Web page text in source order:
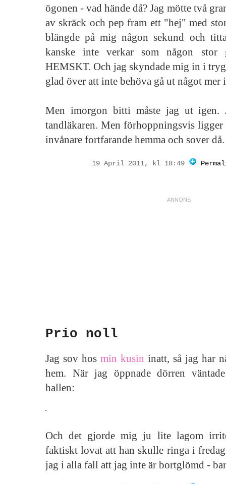
ögonen - vad hände då? Jag mötte två
av skräck och pep fram ett "hej" med
blängde på mig någon sekund och
kanske inte verkar som någon
HEMSKT. Och jag skyndade mig in i
glad över att inte behöva gå ut något mer
Men imorgon bitti måste jag ut igen.
tandläkaren. Men förhoppningsvis ligger
invånare fortfarande hemma och sover då.
19 April 2011, kl 18:49
Prio noll
Jag sov hos min kusin inatt, så jag har
hem. När jag öppnade dörren
hallen:
Och det gjorde mig ju lite lagom
faktiskt lovat att han skulle ringa i
jag i alla fall att jag inte är bortglömd -